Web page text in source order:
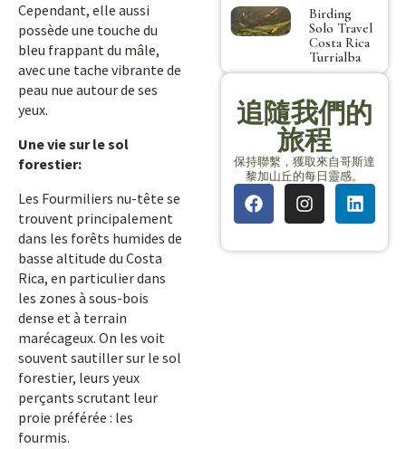
Cependant, elle aussi
possède une touche du
bleu frappant du mâle,
avec une tache vibrante de
peau nue autour de ses
yeux.
Une vie sur le sol
forestier:
Les Fourmiliers nu-tête se
trouvent principalement
dans les forêts humides de
basse altitude du Costa
Rica, en particulier dans
les zones à sous-bois
dense et à terrain
marécageux. On les voit
souvent sautiller sur le sol
forestier, leurs yeux
perçants scrutant leur
proie préférée : les
fourmis.
Birding
Solo Travel
Costa Rica
Turrialba
追隨我們的
旅程
保持聯繫，獲取來自哥斯達
黎加山丘的每日靈感。